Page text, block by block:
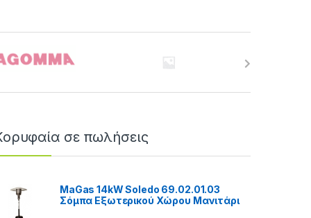
σε πωλήσεις
MaGas 14kW Soledo 69.02.01.03
Σόμπα Εξωτερικού Χώρου Μανιτάρι